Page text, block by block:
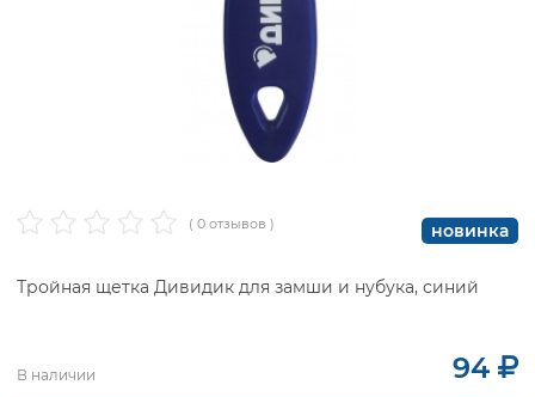
( 0 отзывов ) новинка
Тройная щетка Дивидик для замши и нубука, синий
В наличии 94